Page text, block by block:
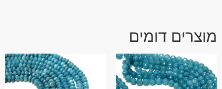
מוצרים דומים